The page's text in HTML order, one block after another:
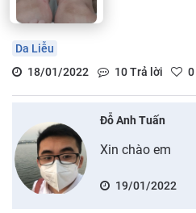
Da Liễu
18/01/2022
10Trả lời 0
Đỗ Anh Tuấn
Xin chào em
19/01/2022